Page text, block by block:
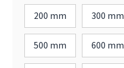
200 mm
300 mm
500 mm 600 mm